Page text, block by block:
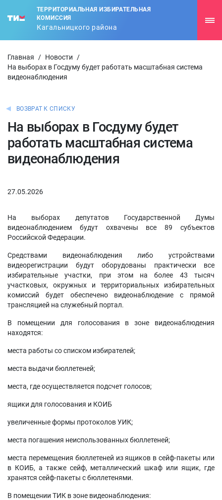
ТЕРРИТОРИАЛЬНАЯ ИЗБИРАТЕЛЬНАЯ
КОМИССИЯ
Кагальницкого района
Главная / Новости
/
На выборах в Госдуму будет работать масштабная система
видеонаблюдения
ВОЗВРАТ К СПИСКУ
На выборах в Госдуму будет
работать масштабная система
видеонаблюдения
27.05.2026
На выборах депутатов Государственной Думы
видеонаблюдением будут охвачены все 89 субъектов
Российской Федерации.
Средствами видеонаблюдения либо устройствами
видеорегистрации будут оборудованы практически все
избирательные участки, при этом на более 43 тысяч
участковых, окружных и территориальных избирательных
комиссий будет обеспечено видеонаблюдение с прямой
трансляцией на служебный портал.
В помещении для голосования в зоне видеонаблюдения
находятся:
места работы со списком избирателей;
места выдачи бюллетеней;
места, где осуществляется подсчет голосов;
ящики для голосования и КОИБ
увеличенные формы протоколов УИК;
места погашения неиспользованных бюллетеней;
места перемещения бюллетеней из ящиков в сейф-пакеты или
в КОИБ, а также сейф, металлический шкаф или ящик, где
хранятся сейф-пакеты с бюллетенями.
В помещении ТИК в зоне видеонаблюдения: